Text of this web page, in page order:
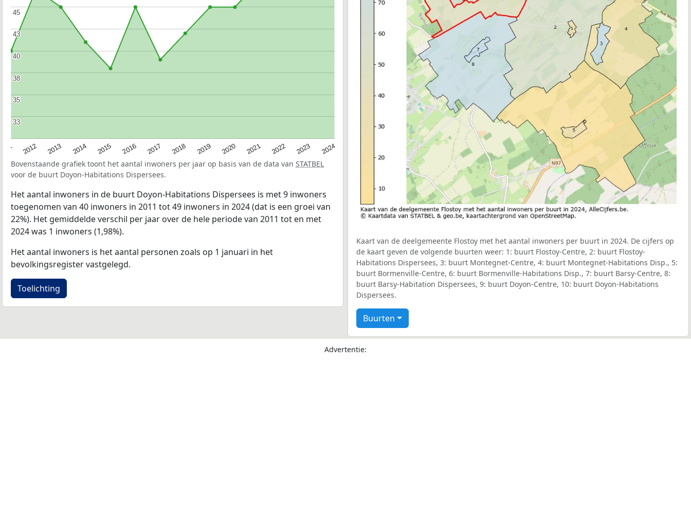
2012 2013 2014 2015 2016 2017 2018 2019 2020 2021 2022 2023 2024
33
33
35
35
38
38
40
40
43
43
45
45
Bovenstaande grafiek toont het aantal inwoners per jaar op basis van de data van STATBEL
voor de buurt Doyon-Habitations Dispersees.
Het aantal inwoners in de buurt Doyon-Habitations Dispersees is met 9 inwoners
toegenomen van 40 inwoners in 2011 tot 49 inwoners in 2024 (dat is een groei van
22%). Het gemiddelde verschil per jaar over de hele periode van 2011 tot en met
2024 was 1 inwoners (1,98%).
Het aantal inwoners is het aantal personen zoals op 1 januari in het
bevolkingsregister vastgelegd.
Toelichting
Kaart van de deelgemeente Flostoy met het aantal inwoners per buurt in 2024. De cijfers op
de kaart geven de volgende buurten weer: 1: buurt Flostoy-Centre, 2: buurt Flostoy-
Habitations Dispersees, 3: buurt Montegnet-Centre, 4: buurt Montegnet-Habitations Disp., 5:
buurt Bormenville-Centre, 6: buurt Bormenville-Habitations Disp., 7: buurt Barsy-Centre, 8:
buurt Barsy-Habitation Dispersees, 9: buurt Doyon-Centre, 10: buurt Doyon-Habitations
Dispersees.
Buurten
Advertentie: